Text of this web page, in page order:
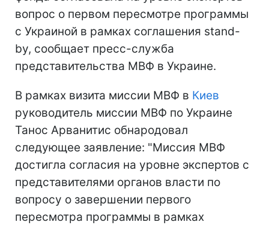
вопрос о первом пересмотре программы
с Украиной в рамках соглашения stand-
by, сообщает пресс-служба
представительства МВФ в Украине.
В рамках визита миссии МВФ в Киев
руководитель миссии МВФ по Украине
Танос Арванитис обнародовал
следующее заявление: "Миссия МВФ
достигла согласия на уровне экспертов с
представителями органов власти по
вопросу о завершении первого
пересмотра программы в рамках